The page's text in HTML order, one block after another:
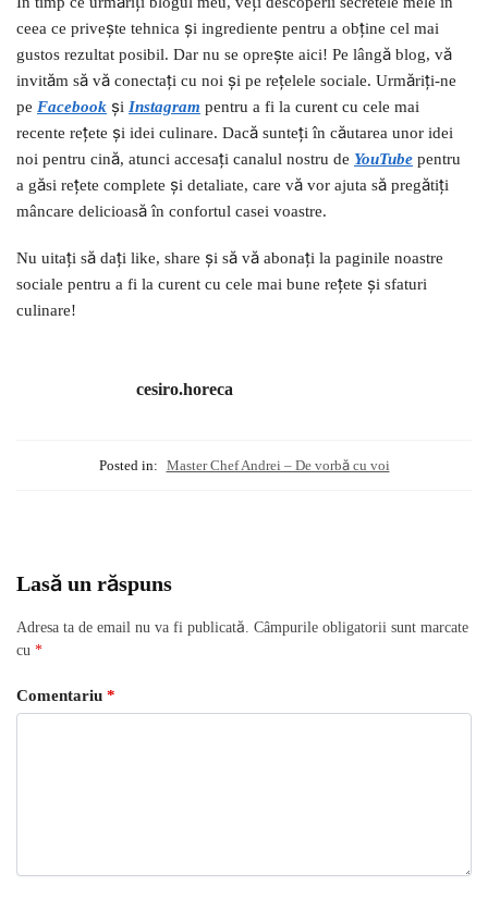
ceea ce privește tehnica și ingrediente pentru a obține cel mai
gustos rezultat posibil. Dar nu se oprește aici! Pe lângă blog, vă
invităm să vă conectați cu noi și pe rețelele sociale. Urmăriți-ne
pe Facebook și Instagram pentru a fi la curent cu cele mai
recente rețete și idei culinare. Dacă sunteți în căutarea unor idei
noi pentru cină, atunci accesați canalul nostru de YouTube pentru
a găsi rețete complete și detaliate, care vă vor ajuta să pregătiți
mâncare delicioasă în confortul casei voastre.
Nu uitați să dați like, share și să vă abonați la paginile noastre
sociale pentru a fi la curent cu cele mai bune rețete și sfaturi
culinare!
cesiro.horeca
Posted in: Master Chef Andrei – De vorbă cu voi
Lasă un răspuns
Adresa ta de email nu va fi publicată. Câmpurile obligatorii sunt marcate
cu *
Comentariu *